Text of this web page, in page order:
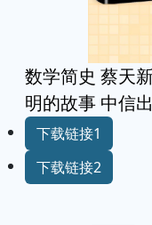
数学简史 蔡天
明的故事 中信
下载链接1
下载链接2